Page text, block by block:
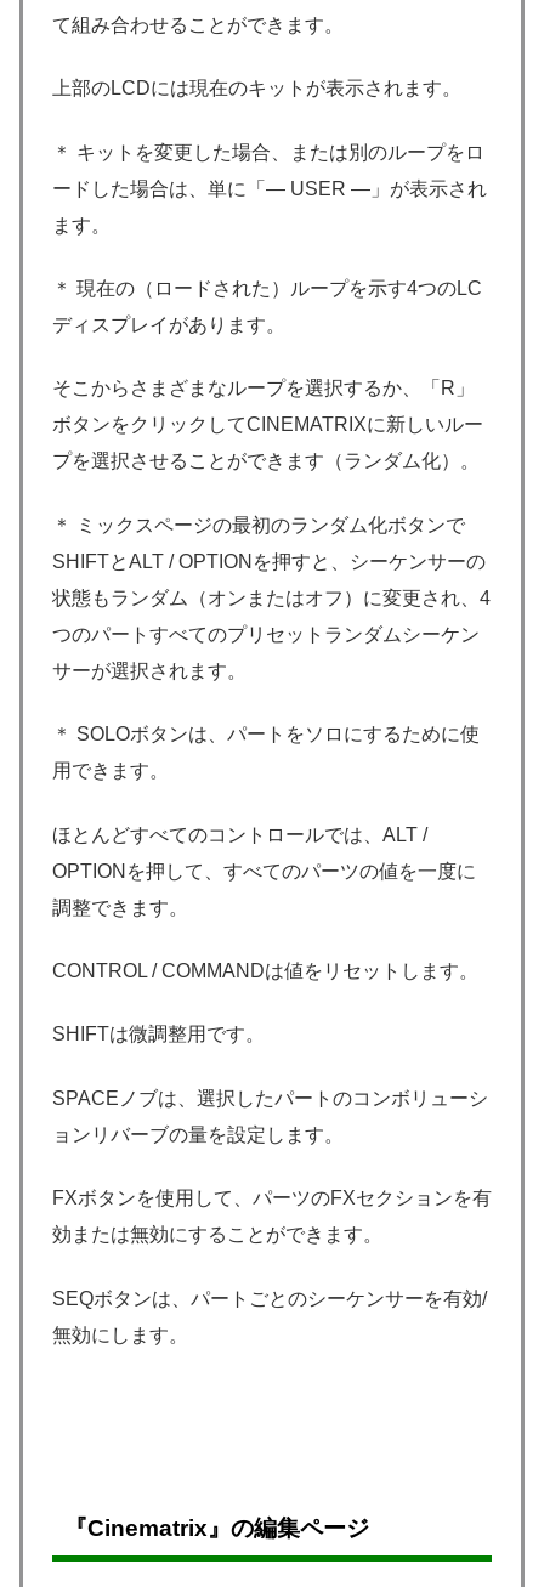
て組み合わせることができます。
上部のLCDには現在のキットが表示されます。
＊ キットを変更した場合、または別のループをロ
ードした場合は、単に「— USER —」が表示され
ます。
＊ 現在の（ロードされた）ループを示す4つのLC
ディスプレイがあります。
そこからさまざまなループを選択するか、「R」
ボタンをクリックしてCINEMATRIXに新しいルー
プを選択させることができます（ランダム化）。
＊ ミックスページの最初のランダム化ボタンで
SHIFTとALT / OPTIONを押すと、シーケンサーの
状態もランダム（オンまたはオフ）に変更され、4
つのパートすべてのプリセットランダムシーケン
サーが選択されます。
＊ SOLOボタンは、パートをソロにするために使
用できます。
ほとんどすべてのコントロールでは、ALT /
OPTIONを押して、すべてのパーツの値を一度に
調整できます。
CONTROL / COMMANDは値をリセットします。
SHIFTは微調整用です。
SPACEノブは、選択したパートのコンボリューシ
ョンリバーブの量を設定します。
FXボタンを使用して、パーツのFXセクションを有
効または無効にすることができます。
SEQボタンは、パートごとのシーケンサーを有効/
無効にします。
『Cinematrix』の編集ページ